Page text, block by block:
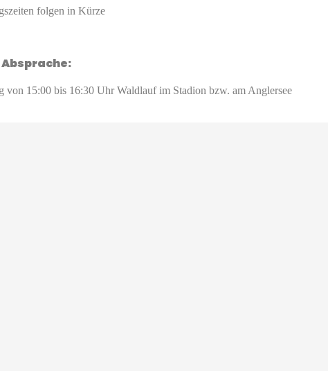
folgen in Kürze
von 15:00 bis 16:30 Uhr Waldlauf im Stadion bzw. am Anglersee